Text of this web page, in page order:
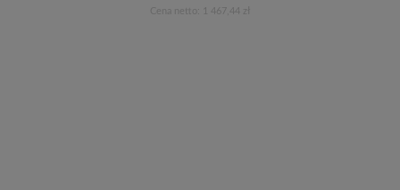
1 467,44 zł